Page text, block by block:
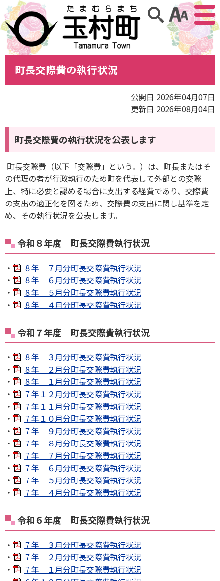
アクセ
サイト内検索
町長交際費の執行状況
公開日 2026年04月07日
更新日 2026年08月04日
町長交際費の執行状況を公表します
町長交際費（以下「交際費」という。）は、町長またはそ
の代理の者が行政執行のため町を代表して外部との交際
上、特に必要と認める場合に支出する経費であり、交際費
の支出の適正化を図るため、交際費の支出に関し基準を定
め、その執行状況を公表します。
令和８年度 町長交際費執行状況
・
８年 ７月分町長交際費執行状況
・
８年 ６月分町長交際費執行状況
・
８年 ５月分町長交際費執行状況
・
８年 ４月分町長交際費執行状況
令和７年度 町長交際費執行状況
・
８年 ３月分町長交際費執行状況
・
８年 ２月分町長交際費執行状況
・
８年 １月分町長交際費執行状況
・
７年１２月分町長交際費執行状況
・
７年１１月分町長交際費執行状況
・
７年１０月分町長交際費執行状況
・
７年 ９月分町長交際費執行状況
・
７年 ８月分町長交際費執行状況
・
７年 ７月分町長交際費執行状況
・
７年 ６月分町長交際費執行状況
・
７年 ５月分町長交際費執行状況
・
７年 ４月分町長交際費執行状況
令和６年度 町長交際費執行状況
・
７年 ３月分町長交際費執行状況
・
７年 ２月分町長交際費執行状況
・
７年 １月分町長交際費執行状況